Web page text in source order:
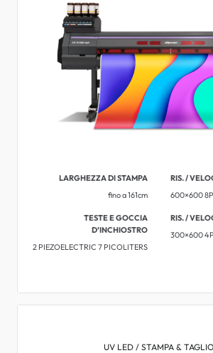
LARGHEZZA DI STAMPA
fino a 161cm
RIS. /
600×600
TESTE E GOCCIA
D’INCHIOSTRO
2 PIEZOELECTRIC 7 PICOLITERS
RIS. /
300×600
UV LED / STAMPA & TAGLIO